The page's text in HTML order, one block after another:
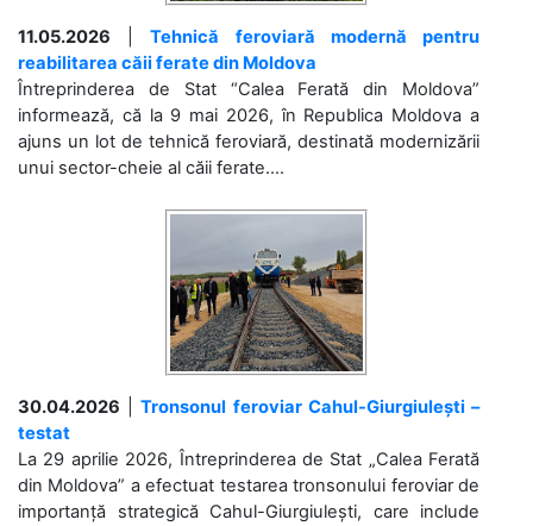
11.05.2026 |Tehnică feroviară modernă pentru
reabilitarea căii ferate din Moldova
Întreprinderea de Stat “Calea Ferată din Moldova”
informează, că la 9 mai 2026, în Republica Moldova a
ajuns un lot de tehnică feroviară, destinată modernizării
unui sector-cheie al căii ferate....
30.04.2026 |Tronsonul feroviar Cahul-Giurgiulești –
testat
La 29 aprilie 2026, Întreprinderea de Stat „Calea Ferată
din Moldova” a efectuat testarea tronsonului feroviar de
importanță strategică Cahul-Giurgiulești, care include